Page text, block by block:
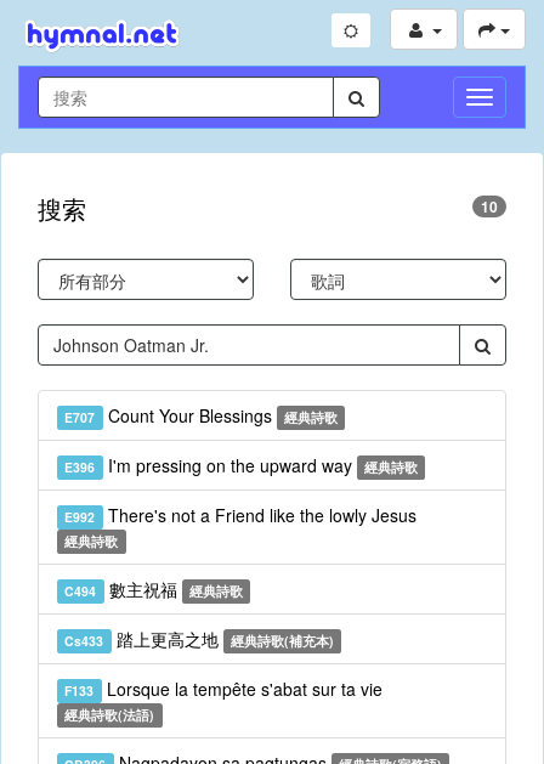
切
換
導
搜索 10
E707 Count Your Blessings 經典詩歌
E396 I'm pressing on the upward way 經典詩歌
E992 There's not a Friend like the lowly Jesus
經典詩歌
C494 數主祝福 經典詩歌
Cs433 踏上更高之地 經典詩歌(補充本)
F133 Lorsque la tempête s'abat sur ta vie
經典詩歌(法語)